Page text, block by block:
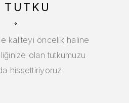
TUTKU
kaliteyi öncelik haline
olan tutkumuzu
hissettiriyoruz.